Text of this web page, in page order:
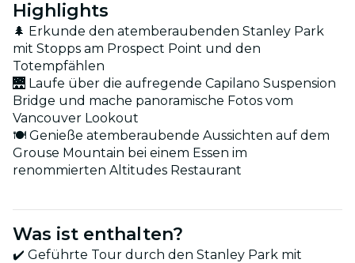
Highlights
🌲 Erkunde den atemberaubenden Stanley Park
mit Stopps am Prospect Point und den
Totempfählen
🌉 Laufe über die aufregende Capilano Suspension
Bridge und mache panoramische Fotos vom
Vancouver Lookout
🍽️ Genieße atemberaubende Aussichten auf dem
Grouse Mountain bei einem Essen im
renommierten Altitudes Restaurant
Was ist enthalten?
✔️ Geführte Tour durch den Stanley Park mit